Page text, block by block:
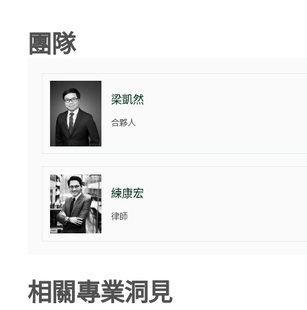
團隊
梁凱然
合夥人
練康宏
律師
相關專業洞見